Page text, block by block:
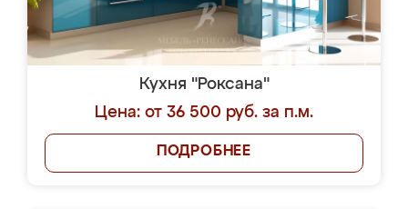
Кухня "Роксана"
Цена: от 36 500 руб. за п.м.
ПОДРОБНЕЕ